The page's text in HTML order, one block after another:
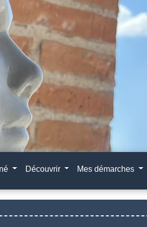
Découvrir Mes démarches